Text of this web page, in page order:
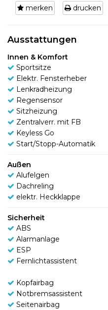
merken drucken
Ausstattungen
Innen & Komfort
Sportsitze
Elektr. Fensterheber
Lenkradheizung
Regensensor
Sitzheizung
Zentralverr. mit FB
Keyless Go
Start/Stopp-Automatik
Außen
Alufelgen
Dachreling
elektr. Heckklappe
Sicherheit
ABS
Alarmanlage
ESP
Fernlichtassistent
Kopfairbag
Notbremsassistent
Seitenairbag